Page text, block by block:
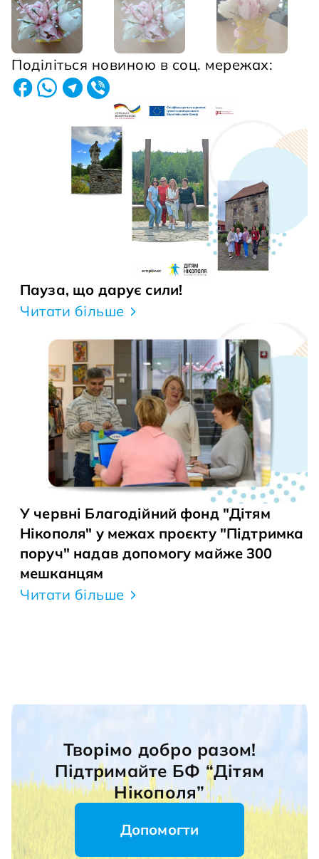
Поділіться новиною в соц. мережах:
Пауза, що дарує сили!
Читати більше
У червні Благодійний фонд "Дітям
Нікополя" у межах проєкту "Підтримка
поруч" надав допомогу майже 300
мешканцям
Читати більше
Творімо добро разом!
Підтримайте БФ “Дітям
Нікополя”
Допомогти